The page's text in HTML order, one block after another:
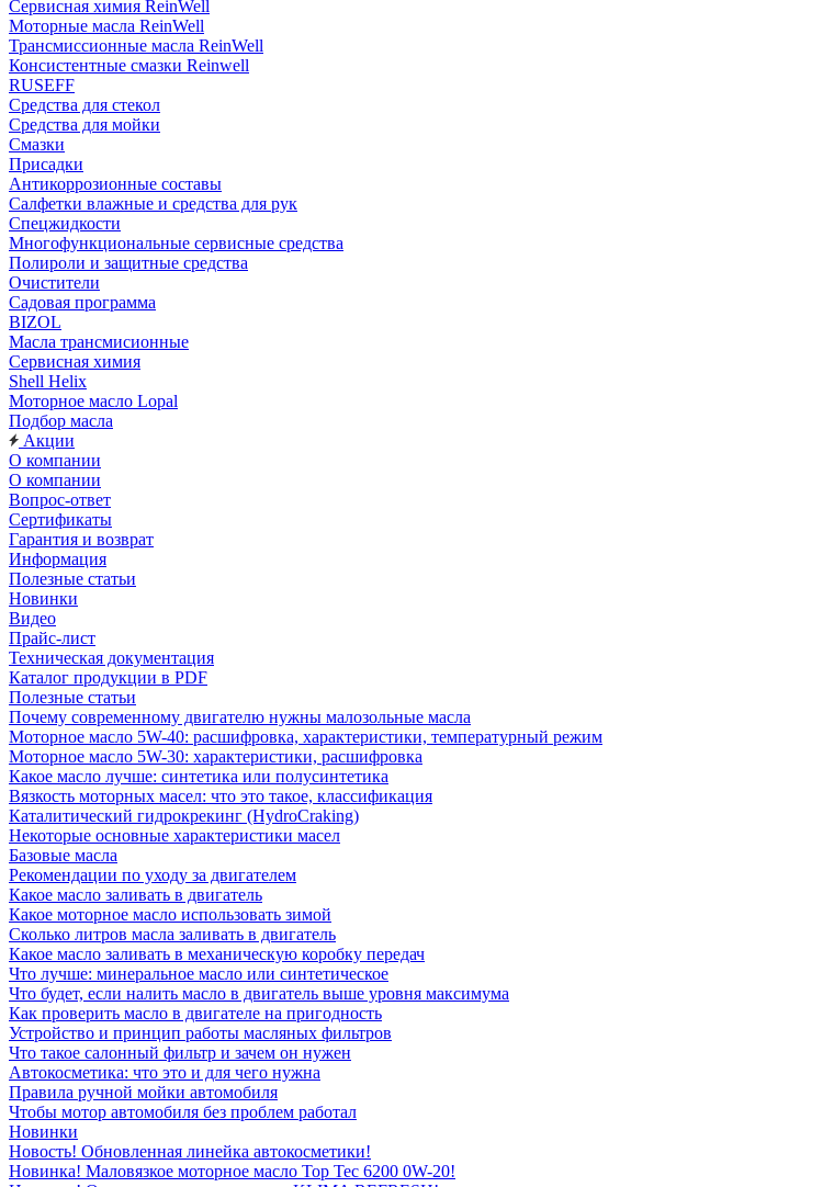
Сервисная химия ReinWell
Моторные масла ReinWell
Трансмиссионные масла ReinWell
Консистентные смазки Reinwell
RUSEFF
Средства для стекол
Средства для мойки
Смазки
Присадки
Антикоррозионные составы
Салфетки влажные и средства для рук
Спецжидкости
Многофункциональные сервисные средства
Полироли и защитные средства
Очистители
Садовая программа
BIZOL
Масла трансмисионные
Сервисная химия
Shell Helix
Моторное масло Lopal
Подбор масла
Акции
О компании
О компании
Вопрос-ответ
Сертификаты
Гарантия и возврат
Информация
Полезные статьи
Новинки
Видео
Прайс-лист
Техническая документация
Каталог продукции в PDF
Полезные статьи
Почему современному двигателю нужны малозольные масла
Моторное масло 5W-40: расшифровка, характеристики, температурный режим
Моторное масло 5W-30: характеристики, расшифровка
Какое масло лучше: синтетика или полусинтетика
Вязкость моторных масел: что это такое, классификация
Каталитический гидрокрекинг (НydroСraking)
Некоторые основные характеристики масел
Базовые масла
Рекомендации по уходу за двигателем
Какое масло заливать в двигатель
Какое моторное масло использовать зимой
Сколько литров масла заливать в двигатель
Какое масло заливать в механическую коробку передач
Что лучше: минеральное масло или синтетическое
Что будет, если налить масло в двигатель выше уровня максимума
Как проверить масло в двигателе на пригодность
Устройство и принцип работы масляных фильтров
Что такое салонный фильтр и зачем он нужен
Автокосметика: что это и для чего нужна
Правила ручной мойки автомобиля
Чтобы мотор автомобиля без проблем работал
Новинки
Новость! Обновленная линейка автокосметики!
Новинка! Маловязкое моторное масло Top Tec 6200 0W-20!